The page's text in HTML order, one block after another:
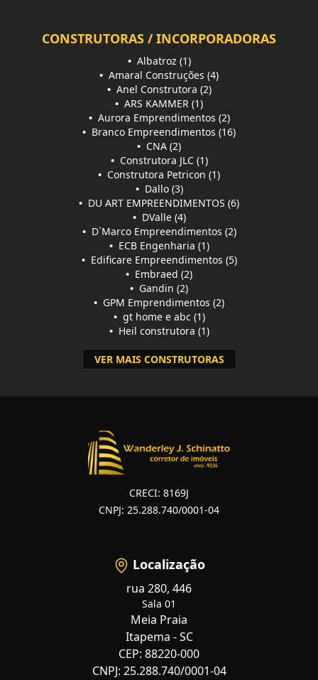
CONSTRUTORAS / INCORPORADORAS
• Albatroz (1)
• Amaral Construções (4)
• Anel Construtora (2)
• ARS KAMMER (1)
• Aurora Emprendimentos (2)
• Branco Empreendimentos (16)
• CNA (2)
• Construtora JLC (1)
• Construtora Petricon (1)
• Dallo (3)
• DU ART EMPREENDIMENTOS (6)
• DValle (4)
• D`Marco Empreendimentos (2)
• ECB Engenharia (1)
• Edificare Empreendimentos (5)
• Embraed (2)
• Gandin (2)
• GPM Emprendimentos (2)
• gt home e abc (1)
• Heil construtora (1)
VER MAIS CONSTRUTORAS
CRECI: 8169J
CNPJ: 25.288.740/0001-04
Localização
rua 280, 446
Sala 01
Meia Praia
Itapema - SC
CEP: 88220-000
CNPJ: 25.288.740/0001-04